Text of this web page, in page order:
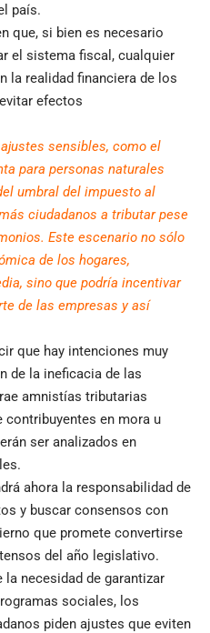
país.
que, si bien es necesario
el sistema fiscal, cualquier
la realidad financiera de los
efectos
sensibles, como el
para personas naturales
umbral del impuesto al
ciudadanos a tributar pese
Este escenario no sólo
de los hogares,
sino que podría incentivar
de las empresas y así
que hay intenciones muy
de la ineficacia de las
amnistías tributarias
contribuyentes en mora u
ser analizados en
ahora la responsabilidad de
y buscar consensos con
que promete convertirse
del año legislativo.
necesidad de garantizar
sociales, los
piden ajustes que eviten